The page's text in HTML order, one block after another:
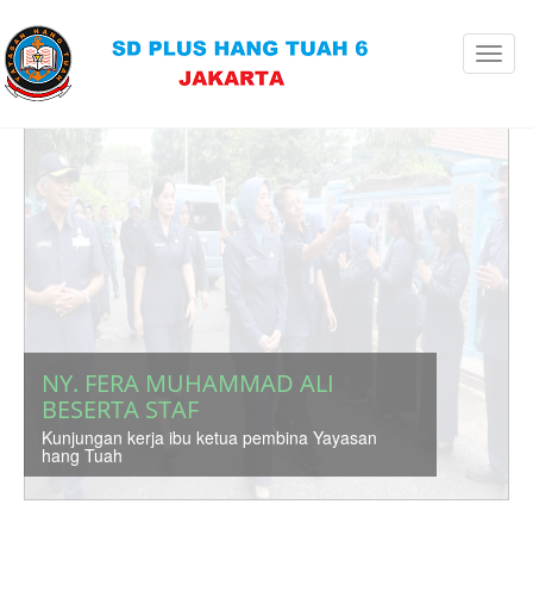
NY. FERA MUHAMMAD ALI
BESERTA STAF
Kunjungan kerja ibu ketua pembina Yayasan
hang Tuah
NY. FERA MUHAMMAD ALI
BESERTA STAF
Kunjungan kerja ibu ketua pembina Yayasan
hang Tuah